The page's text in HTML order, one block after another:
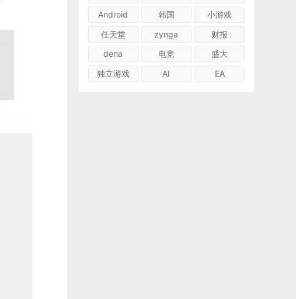
Android
韩国
小游戏
任天堂
zynga
财报
dena
电竞
盛大
独立游戏
AI EA